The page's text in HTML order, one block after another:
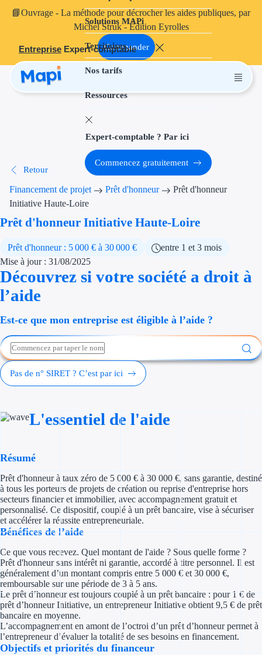
📘Ouvrage - La méthode pour décrocher les aides publiques, par
Michel Struk - Édition Eyrolles
Commander
Entreprise Expert-comptable
Solutions MAPi
Territoires
Nos tarifs
Ressources
Projets finançables
Aides à
Aides
Thématiques
Financement
Transition
Économies
Création
Aides sans
Subventions
Réduction des
Investir dans
Aides Fiscales et
Expert-comptable ? Par ici
Commencez gratuitement
Retour
Financement de projet Prêt d'honneur
Prêt d'honneur
Initiative Haute-Loire
Prêt d'honneur Initiative Haute-Loire
Prêt d'honneur : 5 000 € à 30 000 €
entre 1 et 3 mois
Mise à jour : 31/08/2025
Découvrez si votre société a droit à
l’aide
Est-ce que mon entreprise est éligible à l’aide ?
Pas de n° SIRET ? C’est par ici
L'essentiel de l'aide
Résumé
Prêt d'honneur à taux zéro de 5 000 € à 30 000 €, sans garantie, destiné
à tous les porteurs de projets de création ou reprise d'entreprise hors
secteurs financier et immobilier, avec accompagnement gratuit et
personnalisé. Ce dispositif, couplé à un prêt bancaire, vise à sécuriser
et accélérer la réussite entrepreneuriale.
Bénéfices de l’aide
Ce que vous recevez. Quel montant de l'aide ? Sous quelle forme ?
Prêt d'honneur sans intérêt ni garantie, accordé à titre personnel. Il est
généralement d’un montant compris entre 5 000 € et 30 000 €,
remboursable sur une période de 3 à 5 ans.
Le prêt d’honneur est toujours couplé à un prêt bancaire : pour 1 € de
prêt d’honneur Initiative, un entrepreneur Initiative obtient 9,5 € de prêt
bancaire en moyenne.
L’accompagnement en amont de l’octroi d’un prêt d’honneur permet à
l’entrepreneur d’évaluer la totalité de ses besoins en financement.
Objectifs et priorités du financeur